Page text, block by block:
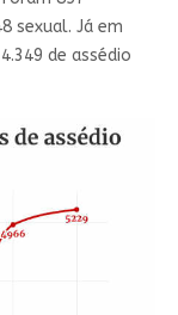
sexual. Já em
de assédio